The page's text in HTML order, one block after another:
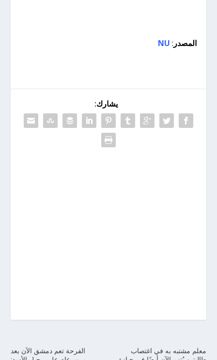
المصدر :
NU
يشارك:
الفرحة تعم دمشق الآن بعد
معلم مشتبه به في اغتصاب